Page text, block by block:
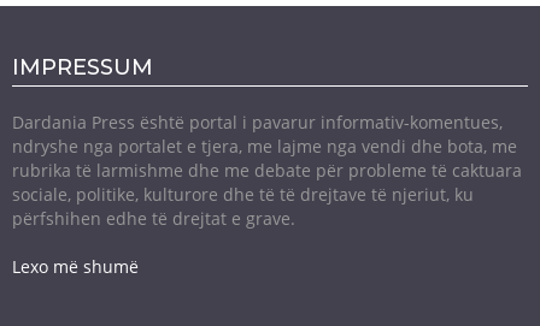
IMPRESSUM
Dardania Press është portal i pavarur informativ-komentues,
ndryshe nga portalet e tjera, me lajme nga vendi dhe bota, me
rubrika të larmishme dhe me debate për probleme të caktuara
sociale, politike, kulturore dhe të të drejtave të njeriut, ku
përfshihen edhe të drejtat e grave.
Lexo më shumë